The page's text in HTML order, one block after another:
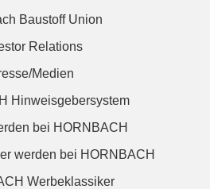
Baustoff Union
Relations
Medien
Hinweisgebersystem
bei HORNBACH
werden bei HORNBACH
Werbeklassiker